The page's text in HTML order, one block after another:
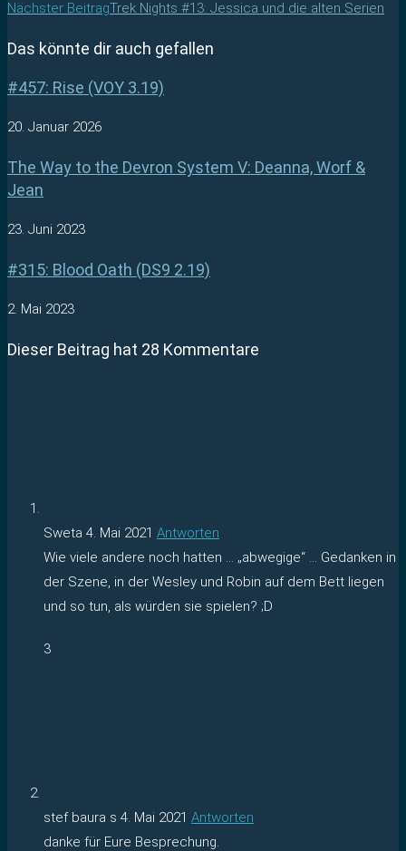
Nächster BeitragTrek Nights #13: Jessica und die alten Serien
Das könnte dir auch gefallen
#457: Rise (VOY 3.19)
20. Januar 2026
The Way to the Devron System V: Deanna, Worf &
Jean
23. Juni 2023
#315: Blood Oath (DS9 2.19)
2. Mai 2023
Dieser Beitrag hat 28 Kommentare
Sweta 4. Mai 2021 Antworten
Wie viele andere noch hatten … „abwegige“ … Gedanken in
der Szene, in der Wesley und Robin auf dem Bett liegen
und so tun, als würden sie spielen? ;D
3
stef baura s 4. Mai 2021 Antworten
danke für Eure Besprechung.